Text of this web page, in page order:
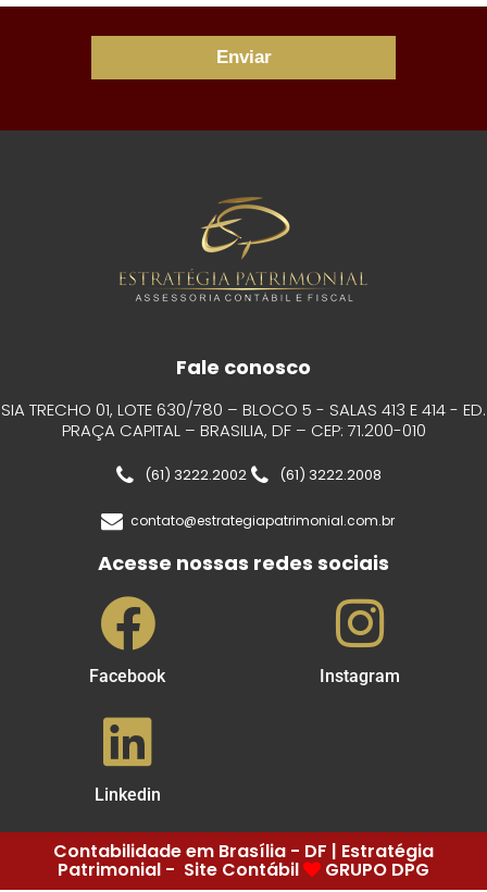
Fale conosco
SIA TRECHO 01, LOTE 630/780 – BLOCO 5 - SALAS 413 E 414 - ED.
PRAÇA CAPITAL – BRASILIA, DF – CEP: 71.200-010
(61) 3222.2002 (61) 3222.2008
contato@estrategiapatrimonial.com.br
Acesse nossas redes sociais
Facebook Instagram
Linkedin
Contabilidade em Brasília - DF | Estratégia
Patrimonial - Site Contábil GRUPO DPG